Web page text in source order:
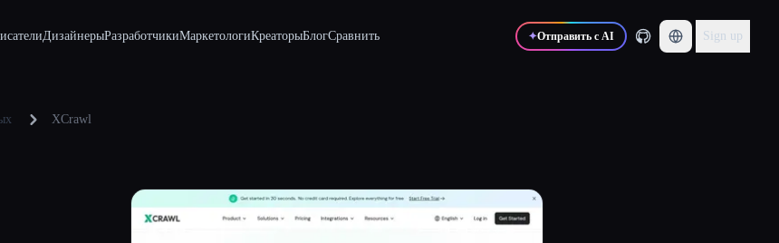
ДизайнерыРазработчикиМаркетологиКреаторыБлогСравнить ✦Отправить с AI Sign up
XCrawl